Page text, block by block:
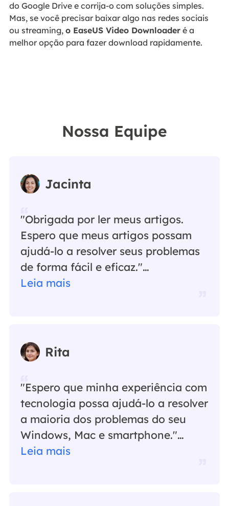
do Google Drive e corrija-o com soluções simples.
Mas, se você precisar baixar algo nas redes sociais
ou streaming, o EaseUS Video Downloaderé a
melhor opção para fazer download rapidamente.
Nossa Equipe
Jacinta
"Obrigada por ler meus artigos.
Espero que meus artigos possam
ajudá-lo a resolver seus problemas
de forma fácil e eficaz."…
Leia mais
Rita
"Espero que minha experiência com
tecnologia possa ajudá-lo a resolver
a maioria dos problemas do seu
Windows, Mac e smartphone."…
Leia mais